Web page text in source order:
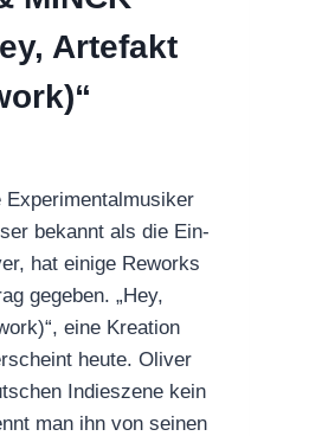
Artefakt
Experimentalmusiker
bekannt als die Ein-
hat einige Reworks
gegeben. „Hey,
eine Kreation
heute. Oliver
Indieszene kein
man ihn von seinen